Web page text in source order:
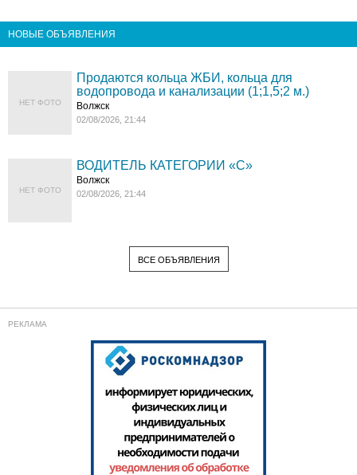
НОВЫЕ ОБЪЯВЛЕНИЯ
НЕТ ФОТО
Продаются кольца ЖБИ, кольца для
водопровода и канализации (1;1,5;2 м.)
Волжск
02/08/2026, 21:44
НЕТ ФОТО
ВОДИТЕЛЬ КАТЕГОРИИ «C»
Волжск
02/08/2026, 21:44
ВСЕ ОБЪЯВЛЕНИЯ